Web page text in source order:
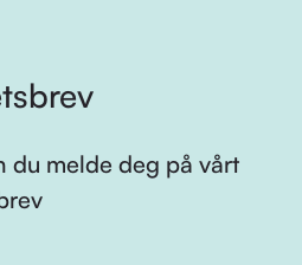
du melde deg på vårt